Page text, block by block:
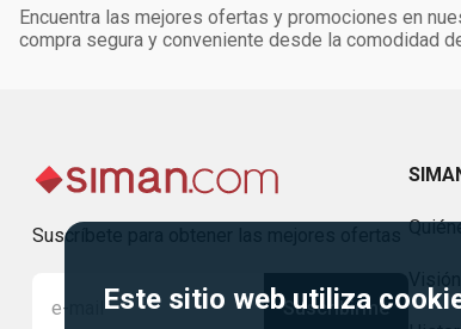
Este sitio web utiliza
Encuentra las mejores ofertas y promociones en
compra segura y conveniente desde la comodidad
Suscríbete para obtener las mejores ofertas
Suscribirme